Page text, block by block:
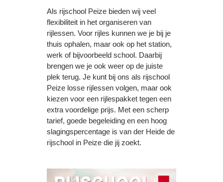
Als rijschool Peize bieden wij veel
flexibiliteit in het organiseren van
rijlessen. Voor rijles kunnen we je bij je
thuis ophalen, maar ook op het station,
werk of bijvoorbeeld school. Daarbij
brengen we je ook weer op de juiste
plek terug. Je kunt bij ons als rijschool
Peize losse rijlessen volgen, maar ook
kiezen voor een rijlespakket tegen een
extra voordelige prijs. Met een scherp
tarief, goede begeleiding en een hoog
slagingspercentage is van der Heide de
rijschool in Peize die jij zoekt.